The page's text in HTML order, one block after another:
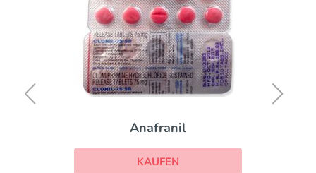
Anafranil
KAUFEN